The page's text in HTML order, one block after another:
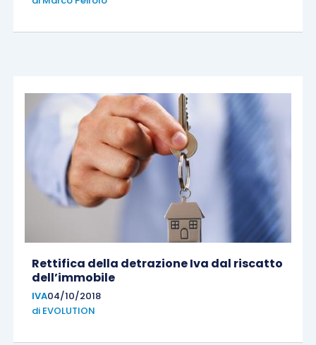
Rettifica della detrazione Iva dal riscatto
dell’immobile
IVA04/10/2018
di EVOLUTION